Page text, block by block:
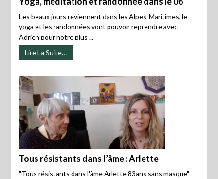
Les beaux jours reviennent dans les Alpes-Maritimes, le
yoga et les randonnées vont pouvoir reprendre avec
Adrien pour notre plus ...
Lire La Suite…
Tous résistants dans l’âme : Arlette
"Tous résistants dans l'âme Arlette 83ans sans masque"